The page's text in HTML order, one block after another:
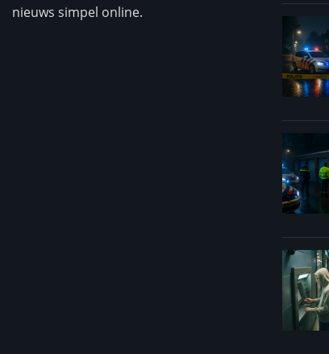
nieuws simpel online.